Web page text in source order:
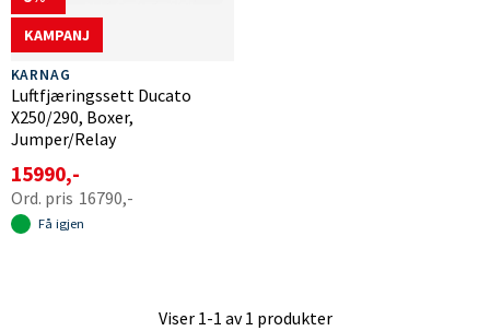
KAMPANJ
KARNAG
Luftfjæringssett Ducato
X250/290, Boxer,
Jumper/Relay
15990,-
16790,-
Få igjen
Viser 1-1 av1 produkter